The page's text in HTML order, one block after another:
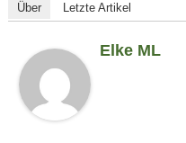
Über Letzte Artikel
Elke ML